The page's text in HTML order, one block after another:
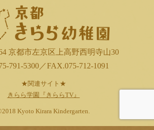
京都市左京区上高野西明寺山30
791-5300／FAX.075-712-1091
★関連サイト★
きらら学園『きららTV』
Kyoto Kirara Kindergarten.